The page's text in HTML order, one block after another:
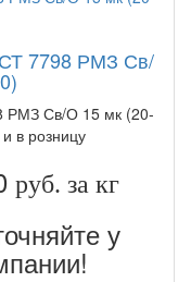
7798 РМЗ Св/
РМЗ Св/О 15 мк (20-
в розницу
руб. за кг
у